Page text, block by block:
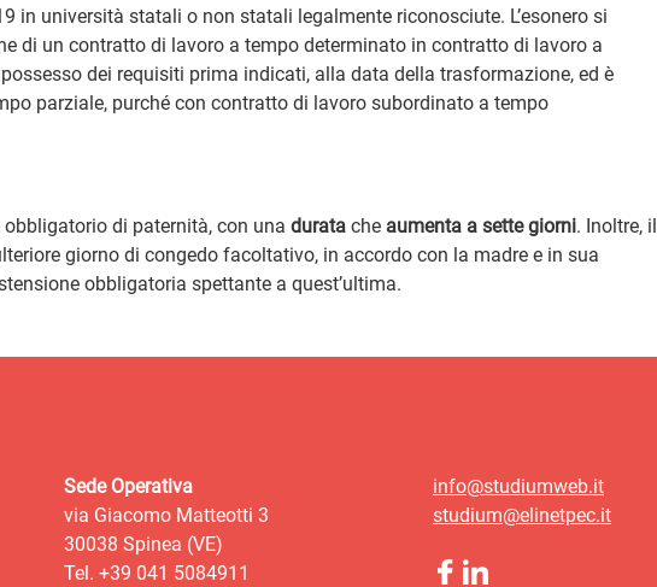
in università statali o non statali legalmente riconosciute. L’esonero si
di un contratto di lavoro a tempo determinato in contratto di lavoro a
dei requisiti prima indicati, alla data della trasformazione, ed è
parziale, purché con contratto di lavoro subordinato a tempo
di paternità, con una durata che aumenta a sette giorni. Inoltre, il
giorno di congedo facoltativo, in accordo con la madre e in sua
obbligatoria spettante a quest’ultima.
Sede Operativa
via Giacomo Matteotti 3
30038 Spinea (VE)
Tel. +39 041 5084911
info@studiumweb.it
studium@elinetpec.it